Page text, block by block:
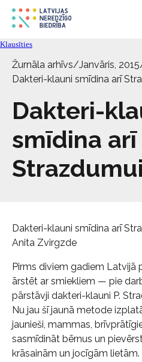
Технические средства
Новости
Услуги
Klausīties
Žurnāla arhīvs/Janvāris, 2015
Dakteri-klauni smīdina arī
Dakteri-
smīdina arī
Dakteri-klauni smīdina arī
Anita Zvirgzde
Pirms diviem gadiem Latvijā
ārstēt ar smiekliem — pie
pārstāvji dakteri-klauni P.
Nu jau šī jaunā metode
jaunieši, mammas,
sasmīdināt bērnus un
krāsainām un jocīgām lietām.